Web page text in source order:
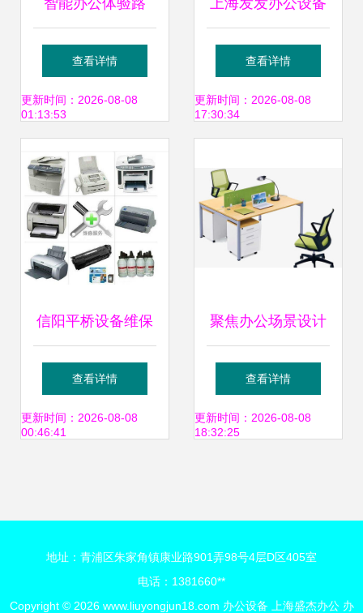
智能办公体验路
上，桌面型设备也
有大作为——新一
机MP C406ZSP正
式上市
查看详情
更新时间：2026-08-08
01:13:53
上海发发办公设备
美能达bizhub
C552，一站式租赁
选
查看详情
更新时间：2026-08-08
17:30:34
信阳平桥设备维保
专业护航学校与政
府单位的办公自动
查看详情
更新时间：2026-08-08
00:46:41
聚焦办公场景设计
新图网办公设备与
免抠素材解析
查看详情
更新时间：2026-08-08
18:32:25
地址：青浦区朱家角镇康业路901弄98号4层D区405室
电话：1381660**
Copyright © 2026 www.liuyongjun18.com 办公设备 上海盛杰办公 办